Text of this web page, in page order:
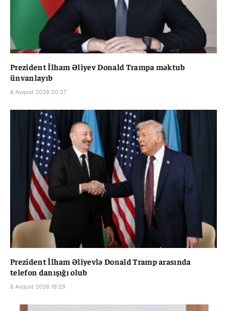
Prezident İlham Əliyev Donald Trampa məktub
ünvanlayıb
8 Avqust 2026 20:37
Prezident İlham Əliyevlə Donald Tramp arasında
telefon danışığı olub
8 Avqust 2026 19:29